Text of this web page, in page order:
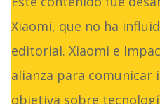
Xiaomi, que no ha
editorial. Xiaomi e
alianza para
objetiva sobre